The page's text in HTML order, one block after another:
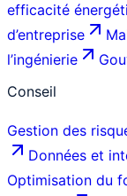
efficacité
d’entreprise
l’ingénierie
Conseil
Gestion des
Données et
Optimisation du